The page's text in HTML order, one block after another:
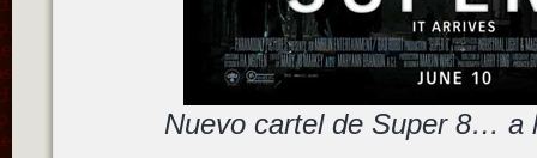
Nuevo cartel de Super 8… a